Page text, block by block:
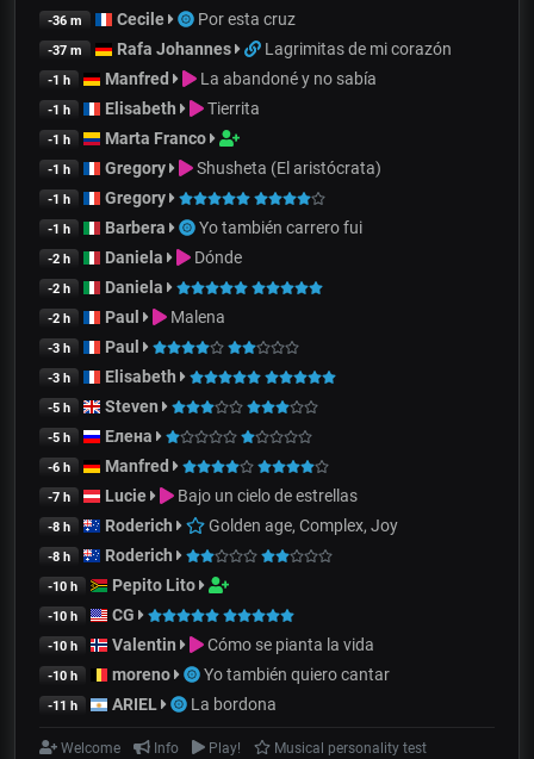
-36 m Cecile Por esta cruz
-37 m Rafa Johannes Lagrimitas de mi corazón
-1 h Manfred La abandoné y no sabía
-1 h Elisabeth Tierrita
-1 h Marta Franco
-1 h Gregory Shusheta (El aristócrata)
-1 h Gregory
-1 h Barbera Yo también carrero fui
-2 h Daniela Dónde
-2 h Daniela
-2 h Paul Malena
-3 h Paul
-3 h Elisabeth
-5 h Steven
-5 h Елена
-6 h Manfred
-7 h Lucie Bajo un cielo de estrellas
-8 h Roderich Golden age, Complex, Joy
-8 h Roderich
-10 h Pepito Lito
-10 h CG
-10 h Valentin Cómo se pianta la vida
-10 h moreno Yo también quiero cantar
-11 h ARIEL La bordona
Welcome Info Play!
Musical personality test